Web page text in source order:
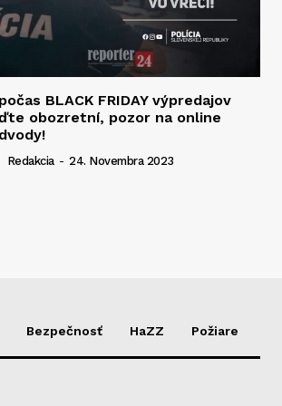
BLACK FRIDAY výpredajov
obozretní, pozor na online
Redakcia - 24. Novembra 2023
Bezpečnosť HaZZ Požiare